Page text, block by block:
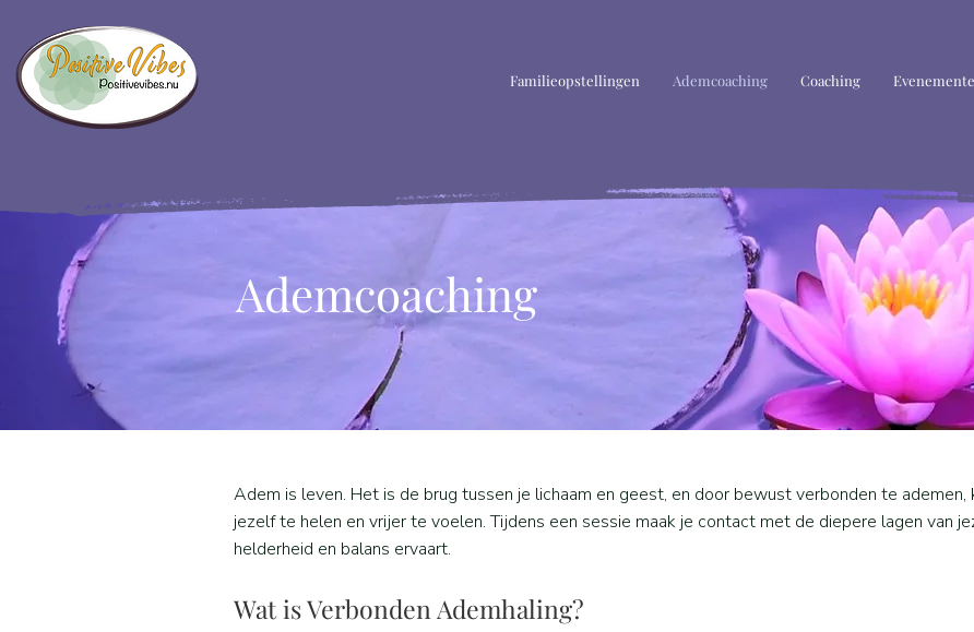
Familieopstellingen Ademcoaching Coaching
Ademcoaching
Adem is leven. Het is de brug tussen je lichaam en geest, en door bewust verbonden te
jezelf te helen en vrijer te voelen. Tijdens een sessie maak je contact met de diepere lagen van
helderheid en balans ervaart.
Wat is Verbonden Ademhaling?